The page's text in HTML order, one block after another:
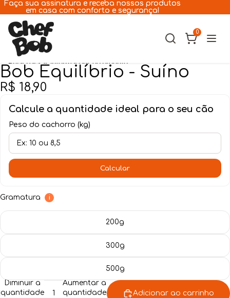
Faça sua assinatura e receba nossos produtos
em casa com conforto e segurança!
Faça sua assinatura e receba nossos produtos
em casa com conforto e segurança!
0
Cães
A Chef Bob
Receitas
Blog
Pular para as informações do produto
Bob Equilíbrio - Suíno
R$ 18,90
Calcule a quantidade ideal para o seu cão
Peso do cachorro (kg)
Calcular
Gramatura i
200g
300g
500g
Diminuir a
quantidade
Aumentar a
quantidade
Adicionar ao carrinho